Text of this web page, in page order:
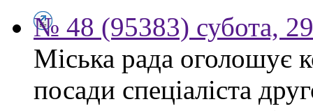
№ 48 (95383) субота,
Міська рада оголошує
посади спеціаліста